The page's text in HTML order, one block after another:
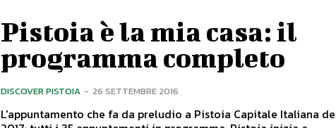
Pistoia è la mia casa: il
programma completo
DISCOVER PISTOIA - 26 SETTEMBRE 2016
L'appuntamento che fa da preludio a Pistoia Capitale Italiana